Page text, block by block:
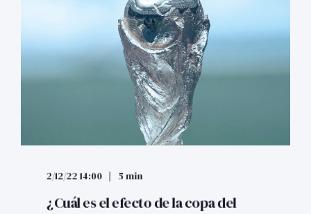
2/12/22 14:00 5 min
¿Cuál es el efecto de la copa del